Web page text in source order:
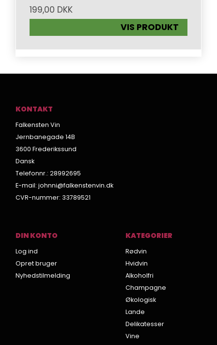
199,00 DKK
VIS PRODUKT
KONTAKT
Falkensten Vin
Jernbanegade 14B
3600 Frederikssund
Dansk
Telefonnr.: 28992695
E-mail: johnni@falkenstenvin.dk
CVR-nummer: 33789521
DIN KONTO
Log ind
Opret bruger
Nyhedstilmelding
KATEGORIER
Rødvin
Hvidvin
Alkoholfri
Champagne
Økologisk
Lande
Delikatesser
Vine